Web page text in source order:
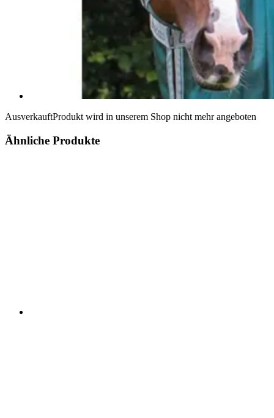
AusverkauftProdukt wird in unserem Shop nicht mehr angeboten
Ähnliche Produkte